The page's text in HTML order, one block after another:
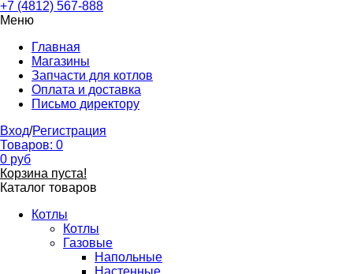
+7 (4812) 567-888
Меню
Главная
Магазины
Запчасти для котлов
Оплата и доставка
Письмо директору
Вход/Регистрация
Товаров: 0
0 руб
Корзина пуста!
Каталог товаров
Котлы
Котлы
Газовые
Напольные